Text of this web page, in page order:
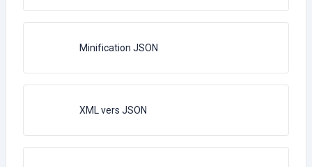
Minification JSON
XML vers JSON